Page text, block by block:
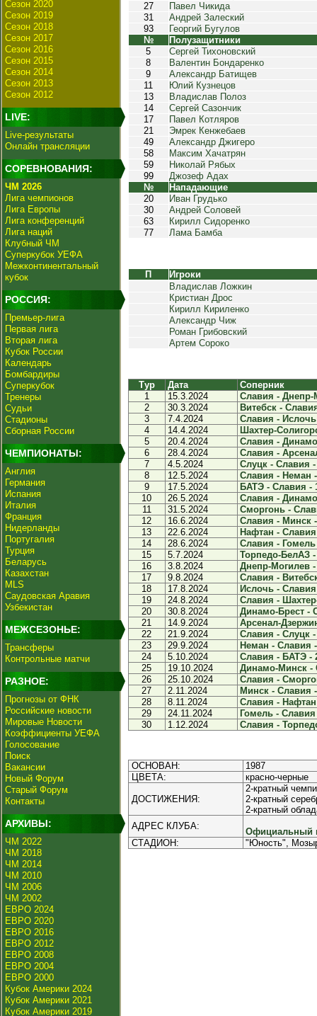
Сезон 2020
Сезон 2019
Сезон 2018
Сезон 2017
Сезон 2016
Сезон 2015
Сезон 2014
Сезон 2013
Сезон 2012
LIVE:
Live-результаты
Онлайн трансляции
СОРЕВНОВАНИЯ:
ЧМ 2026
Лига чемпионов
Лига Европы
Лига конференций
Лига наций
Клубный ЧМ
Суперкубок УЕФА
Межконтинентальный
кубок
РОССИЯ:
Премьер-лига
Первая лига
Вторая лига
Кубок России
Календарь
Бомбардиры
Суперкубок
Тренеры
Судьи
Стадионы
Сборная России
ЧЕМПИОНАТЫ:
Англия
Германия
Испания
Италия
Франция
Нидерланды
Португалия
Турция
Беларусь
Казахстан
MLS
Саудовская Аравия
Узбекистан
МЕЖСЕЗОНЬЕ:
Трансферы
Контрольные матчи
РАЗНОЕ:
Прогнозы от ФНК
Российские новости
Мировые Новости
Коэффициенты УЕФА
Голосование
Поиск
Вакансии
Новый Форум
Старый Форум
Контакты
АРХИВЫ:
ЧМ 2022
ЧМ 2018
ЧМ 2014
ЧМ 2010
ЧМ 2006
ЧМ 2002
ЕВРО 2024
ЕВРО 2020
ЕВРО 2016
ЕВРО 2012
ЕВРО 2008
ЕВРО 2004
ЕВРО 2000
Кубок Америки 2024
Кубок Америки 2021
Кубок Америки 2019
27
Павел Чикида
31
Андрей Залеский
93
Георгий Бугулов
№
Полузащитники
5
Сергей Тихоновский
8
Валентин Бондаренко
9
Александр Батищев
11
Юлий Кузнецов
13
Владислав Полоз
14
Сергей Сазончик
17
Павел Котляров
21
Эмрек Кенжебаев
49
Александр Джигеро
58
Максим Хачатрян
59
Николай Рябых
99
Джозеф Адах
№
Нападающие
20
Иван Грудько
30
Андрей Соловей
63
Кирилл Сидоренко
77
Лама Бамба
П
Игроки
Владислав Ложкин
Кристиан Дрос
Кирилл Кириленко
Александр Чиж
Роман Грибовский
Артем Сороко
Тур Дата
Соперник
1
15.3.2024
Славия - Днепр-
2
30.3.2024
Витебск -
3
7.4.2024
Славия - Ислочь
4
14.4.2024
Шахтер-
5
20.4.2024
Славия -
6
28.4.2024
Славия -
7
4.5.2024
Слуцк - Славия -
8
12.5.2024
Славия - Неман
9
17.5.2024
БАТЭ - Славия -
10
26.5.2024
Славия -
11
31.5.2024
Сморгонь -
12
16.6.2024
Славия - Минск
13
22.6.2024
Нафтан -
14
28.6.2024
Славия - Гомель
15
5.7.2024
Торпедо-БелАЗ
16
3.8.2024
Днепр-Могилев
17
9.8.2024
Славия -
18
17.8.2024
Ислочь -
19
24.8.2024
Славия -
20
30.8.2024
Динамо-Брест -
21
14.9.2024
Арсенал-
22
21.9.2024
Славия - Слуцк -
23
29.9.2024
Неман - Славия
24
5.10.2024
Славия - БАТЭ -
25
19.10.2024
Динамо-Минск -
26
25.10.2024
Славия -
27
2.11.2024
Минск - Славия
28
8.11.2024
Славия - Нафтан
29
24.11.2024
Гомель - Славия
30
1.12.2024 Славия -
ОСНОВАН:
1987
ЦВЕТА:
красно-черные
ДОСТИЖЕНИЯ:
2-кратный
2-кратный
2-кратный
АДРЕС КЛУБА:
Официальный
СТАДИОН:
"Юность",